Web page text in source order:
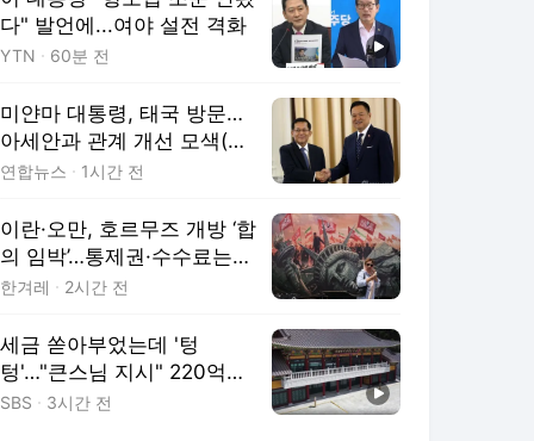
다" 발언에...여야 설전 격화
YTN 60분 전
미얀마 대통령, 태국 방문…
아세안과 관계 개선 모색(종
합)
연합뉴스 1시간 전
이란·오만, 호르무즈 개방 ‘합
의 임박’…통제권·수수료는
난제
한겨레 2시간 전
세금 쏟아부었는데 '텅
텅'…"큰스님 지시" 220억의
반전 [XR]
SBS 3시간 전